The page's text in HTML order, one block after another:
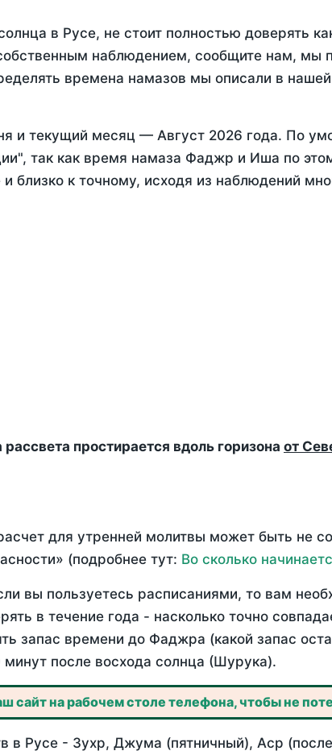
в Русе, не стоит полностью доверять
наблюдением, сообщите нам, мы
времена намазов мы описали в нашей
и текущий месяц — Август 2026 года. По
так как время намаза Фаджр и Иша по
близко к точному, исходя из наблюдений
простирается вдоль горизона от
для утренней молитвы может быть не
(подробнее тут: Во сколько
вы пользуетесь расписаниями, то вам
в течение года - насколько точно
запас времени до Фаджра (какой запас
после восхода солнца (Шурука).
сайт на рабочем столе телефона, чтобы не
в Русе - Зухр, Джума (пятничный), Аср